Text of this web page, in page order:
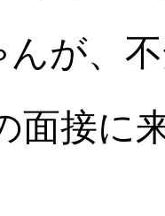
んが、
面接に